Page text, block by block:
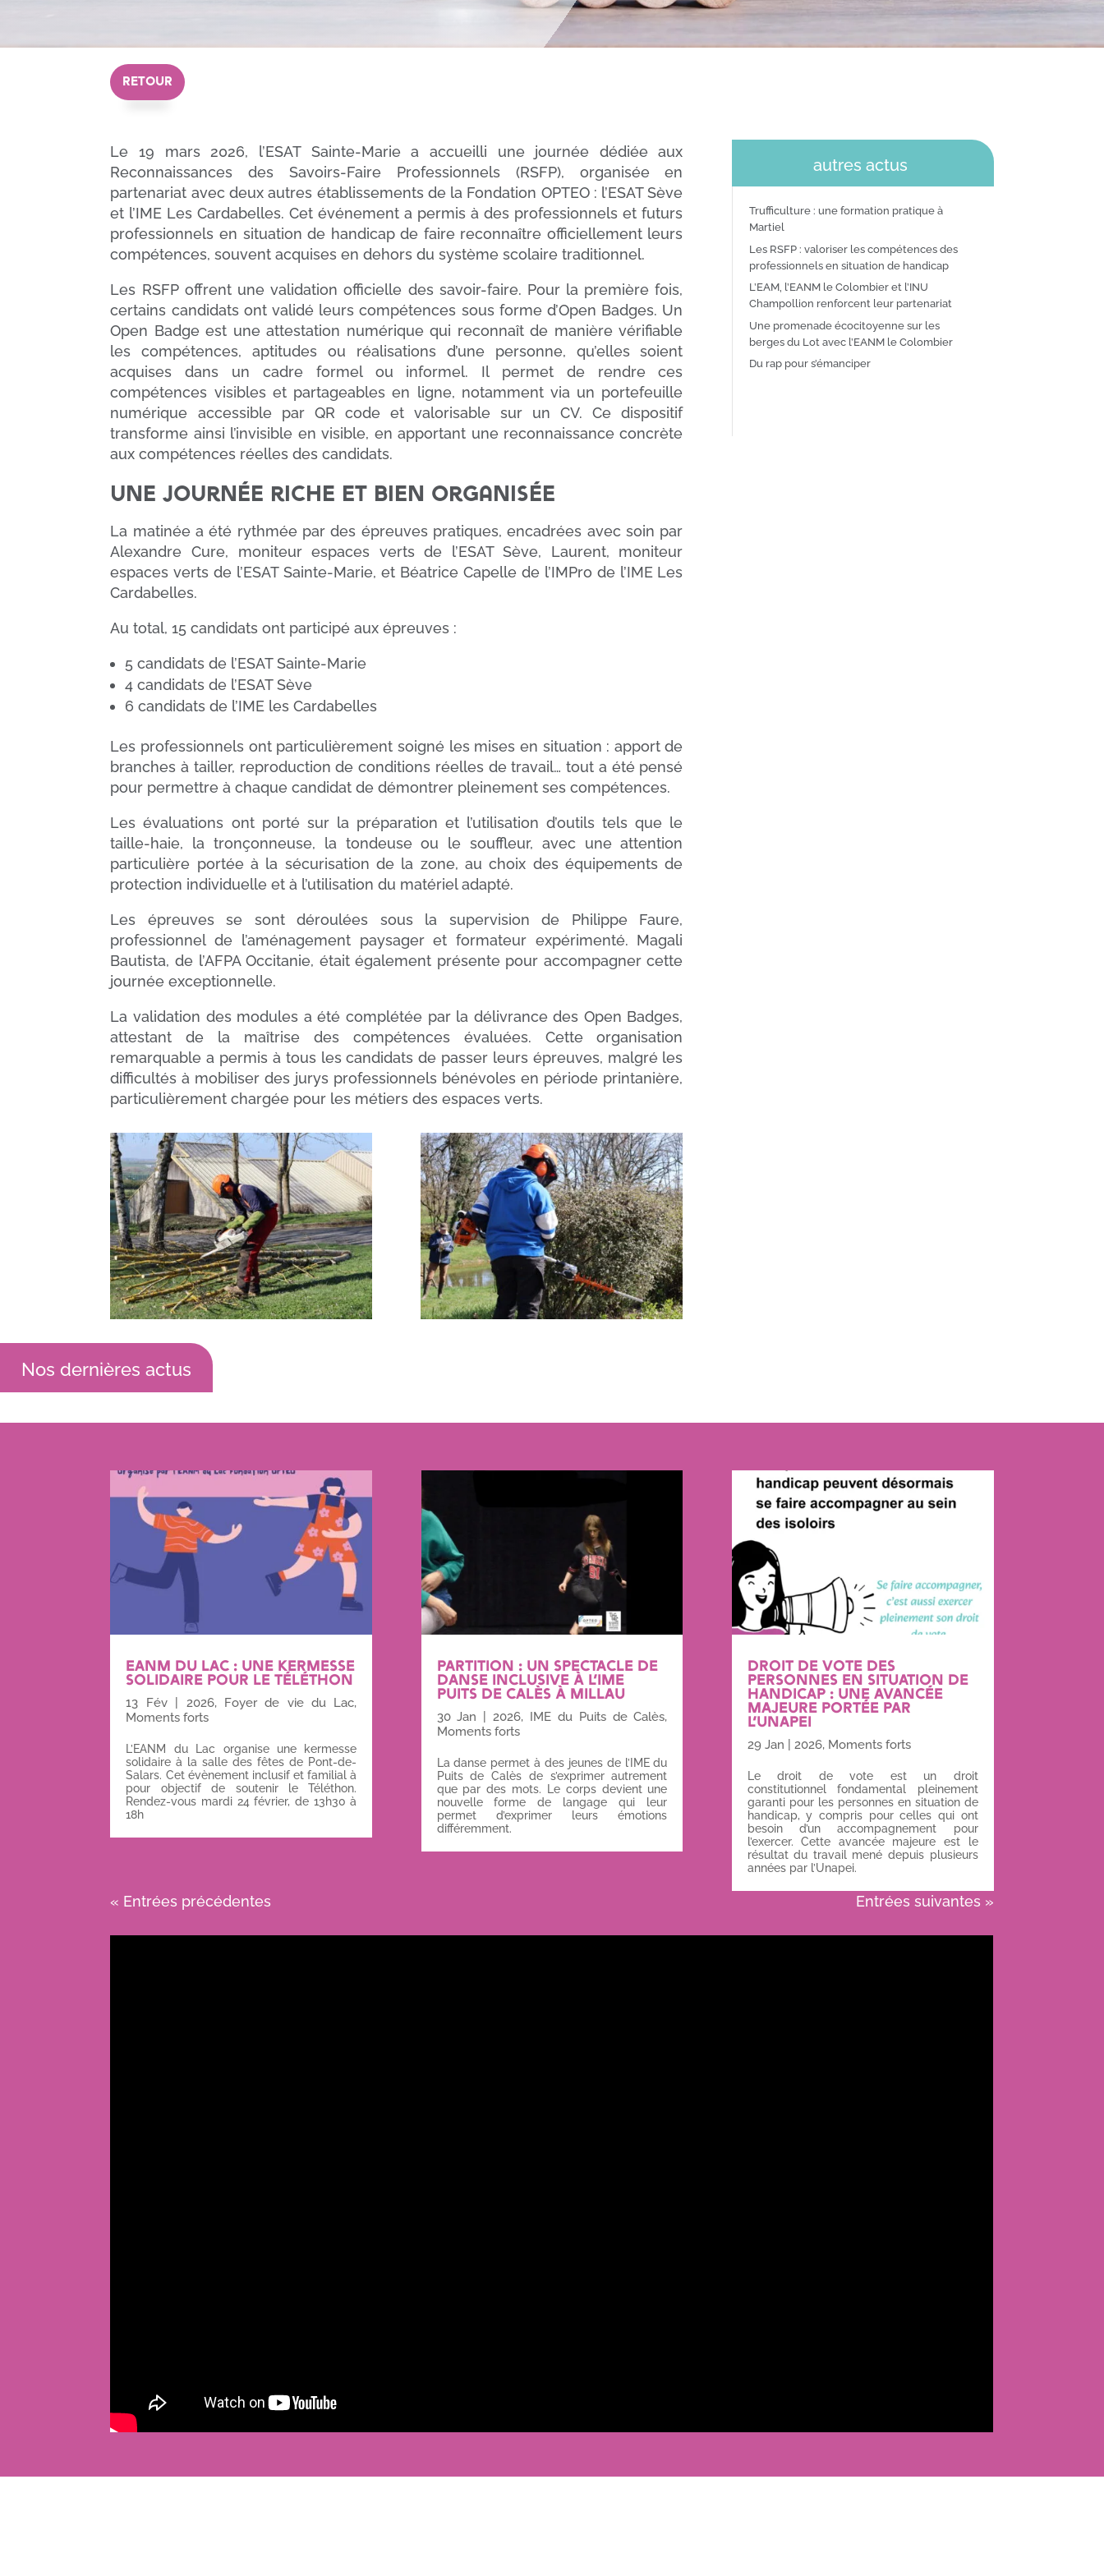
RETOUR
Le 19 mars 2026, l’ESAT Sainte-Marie a accueilli une journée dédiée aux
Reconnaissances des Savoirs-Faire Professionnels (RSFP), organisée en
partenariat avec deux autres établissements de la Fondation OPTEO : l’ESAT Sève
et l’IME Les Cardabelles. Cet événement a permis à des professionnels et futurs
professionnels en situation de handicap de faire reconnaître officiellement leurs
compétences, souvent acquises en dehors du système scolaire traditionnel.
Les RSFP offrent une validation officielle des savoir-faire. Pour la première fois,
certains candidats ont validé leurs compétences sous forme d’Open Badges. Un
Open Badge est une attestation numérique qui reconnaît de manière vérifiable
les compétences, aptitudes ou réalisations d’une personne, qu’elles soient
acquises dans un cadre formel ou informel. Il permet de rendre ces
compétences visibles et partageables en ligne, notamment via un portefeuille
numérique accessible par QR code et valorisable sur un CV. Ce dispositif
transforme ainsi l’invisible en visible, en apportant une reconnaissance concrète
aux compétences réelles des candidats.
Une journée riche et bien organisée
La matinée a été rythmée par des épreuves pratiques, encadrées avec soin par
Alexandre Cure, moniteur espaces verts de l’ESAT Sève, Laurent, moniteur
espaces verts de l’ESAT Sainte-Marie, et Béatrice Capelle de l’IMPro de l’IME Les
Cardabelles.
Au total, 15 candidats ont participé aux épreuves :
5 candidats de l’ESAT Sainte-Marie
4 candidats de l’ESAT Sève
6 candidats de l’IME les Cardabelles
Les professionnels ont particulièrement soigné les mises en situation : apport de
branches à tailler, reproduction de conditions réelles de travail… tout a été pensé
pour permettre à chaque candidat de démontrer pleinement ses compétences.
Les évaluations ont porté sur la préparation et l’utilisation d’outils tels que le
taille-haie, la tronçonneuse, la tondeuse ou le souffleur, avec une attention
particulière portée à la sécurisation de la zone, au choix des équipements de
protection individuelle et à l’utilisation du matériel adapté.
Les épreuves se sont déroulées sous la supervision de Philippe Faure,
professionnel de l’aménagement paysager et formateur expérimenté. Magali
Bautista, de l’AFPA Occitanie, était également présente pour accompagner cette
journée exceptionnelle.
La validation des modules a été complétée par la délivrance des Open Badges,
attestant de la maîtrise des compétences évaluées. Cette organisation
remarquable a permis à tous les candidats de passer leurs épreuves, malgré les
difficultés à mobiliser des jurys professionnels bénévoles en période printanière,
particulièrement chargée pour les métiers des espaces verts.
autres actus
Trufficulture : une formation pratique à
Martiel
Les RSFP : valoriser les compétences des
professionnels en situation de handicap
L’EAM, l’EANM le Colombier et l’INU
Champollion renforcent leur partenariat
Une promenade écocitoyenne sur les
berges du Lot avec l’EANM le Colombier
Du rap pour s’émanciper
Nos dernières actus
EANM DU LAC : UNE KERMESSE
SOLIDAIRE POUR LE TÉLÉTHON
13 Fév| 2026, Foyer de vie du Lac,
Moments forts
L’EANM du Lac organise une kermesse
solidaire à la salle des fêtes de Pont-de-
Salars. Cet évènement inclusif et familial à
pour objectif de soutenir le Téléthon.
Rendez-vous mardi 24 février, de 13h30 à
18h
PARTITION : UN SPECTACLE DE
DANSE INCLUSIVE À L’IME
PUITS DE CALÈS À MILLAU
30 Jan |2026, IME du Puits de Calès,
Moments forts
La danse permet à des jeunes de l’IME du
Puits de Calès de s’exprimer autrement
que par des mots. Le corps devient une
nouvelle forme de langage qui leur
permet d’exprimer leurs émotions
différemment.
DROIT DE VOTE DES
PERSONNES EN SITUATION DE
HANDICAP : UNE AVANCÉE
MAJEURE PORTÉE PAR
L’UNAPEI
29 Jan 2026, Moments forts
Le droit de vote est un droit
constitutionnel fondamental pleinement
garanti pour les personnes en situation de
handicap, y compris pour celles qui ont
besoin d’un accompagnement pour
l’exercer. Cette avancée majeure est le
résultat du travail mené depuis plusieurs
années par l’Unapei.
« Entrées précédentes Entrées suivantes »